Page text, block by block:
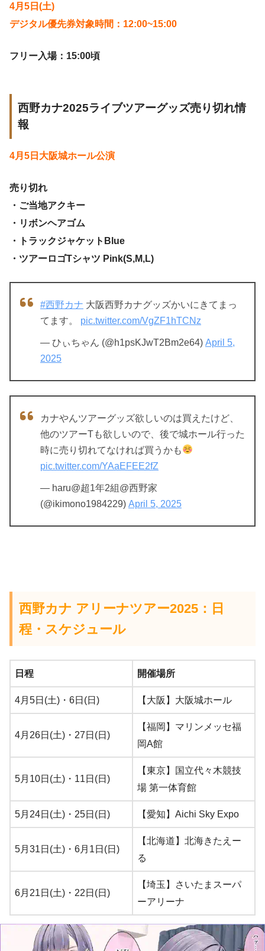
4月5日(土)
デジタル優先券対象時間：12:00~15:00
フリー入場：15:00頃
西野カナ2025ライブツアーグッズ売り切れ情
報
4月5日大阪城ホール公演
売り切れ
・ご当地アクキー
・リボンヘアゴム
・トラックジャケットBlue
・ツアーロゴTシャツ Pink(S,M,L)
#西野カナ 大阪西野カナグッズかいにきてまっ
てます。 pic.twitter.com/VgZF1hTCNz
— ひぃちゃん (@h1psKJwT2Bm2e64) April 5,
2025
カナやんツアーグッズ欲しいのは買えたけど、
他のツアーTも欲しいので、後で城ホール行った
時に売り切れてなければ買うかも
pic.twitter.com/YAaEFEE2fZ
— haru@超1年2組@西野家
(@ikimono1984229) April 5, 2025
西野カナ アリーナツアー2025：日
程・スケジュール
日程 開催場所
4月5日(土)・6日(日) 【大阪】大阪城ホール
4月26日(土)・27日(日)
【福岡】マリンメッセ福
岡A館
5月10日(土)・11日(日)
【東京】国立代々木競技
場 第一体育館
5月24日(土)・25日(日) 【愛知】Aichi Sky Expo
5月31日(土)・6月1日(日)
【北海道】北海きたえー
る
6月21日(土)・22日(日)
【埼玉】さいたまスーパ
ーアリーナ